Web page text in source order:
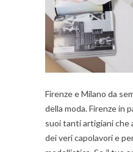
Firenze e Milano da
della moda. Firenze in
suoi tanti artigiani che
dei veri capolavori e